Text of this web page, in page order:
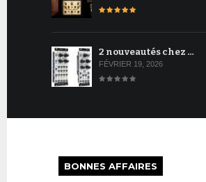
2 nouveautés chez …
FÉVRIER 19, 2026
BONNES AFFAIRES